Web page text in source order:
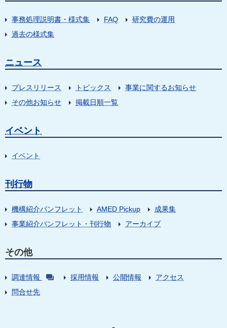
事務処理説明書・様式集 FAQ
研究費の運用
過去の様式集
ニュース
プレスリリース トピックス
事業に関するお知らせ
その他お知らせ
掲載日順一覧
イベント
イベント
刊行物
機構紹介パンフレット AMED Pickup
成果集
事業紹介パンフレット・刊行物
アーカイブ
その他
調達情報 採用情報 公開情報
アクセス
問合せ先